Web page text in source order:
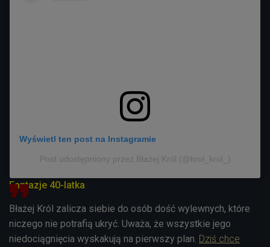
Wyświetl ten post na Instagramie
Post udostępniony przez Błażej Król (@krol_krol_)
Fantazje 40-latka
Błażej Król zalicza siebie do osób dość wylewnych, które
niczego nie potrafią ukryć. Uważa, że wszystkie jego
niedociągnięcia wyskakują na pierwszy plan. Dziś chce